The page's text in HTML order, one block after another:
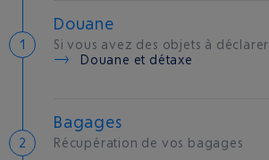
Douane
Si vous avez des objets à déclarer
Douane et détaxe
Bagages
Récupération de vos bagages